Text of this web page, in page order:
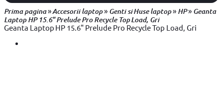
Prima pagina»Accesorii laptop» Genti si Huse laptop» HP» Geanta
Laptop HP 15.6" Prelude Pro Recycle Top Load, Gri
Geanta Laptop HP 15.6" Prelude Pro Recycle Top Load, Gri